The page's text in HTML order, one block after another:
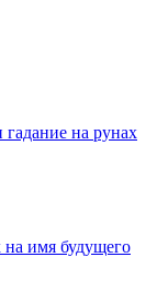
на рунах
на имя будущего